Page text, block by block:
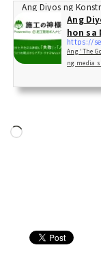
Ang Diyos ng
Ang
hon sa
https://
Ang 'The
ng media
ng
Naglo-